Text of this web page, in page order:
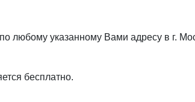
любому указанному Вами адресу в г.
бесплатно.